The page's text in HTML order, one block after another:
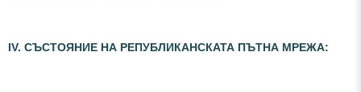
ІV. СЪСТОЯНИЕ НА РЕПУБЛИКАНСКАТА ПЪТНА МРЕЖА: